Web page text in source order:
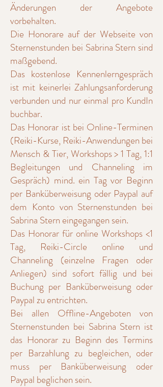
Änderungen der Angebote
vorbehalten.
Die Honorare auf der Webseite von
Sternenstunden bei Sabrina Stern sind
maßgebend.
Das kostenlose Kennenlerngespräch
ist mit keinerlei Zahlungsanforderung
verbunden und nur einmal pro KundIn
buchbar.
Das Honorar ist bei Online-Terminen
(Reiki-Kurse, Reiki-Anwendungen bei
Mensch & Tier, Workshops > 1 Tag, 1:1
Begleitungen und Channeling im
Gespräch) mind. ein Tag vor Beginn
per Banküberweisung oder Paypal auf
dem Konto von Sternenstunden bei
Sabrina Stern eingegangen sein.
Das Honorar für online Workshops <1
Tag, Reiki-Circle online und
Channeling (einzelne Fragen oder
Anliegen) sind sofort fällig und bei
Buchung per Banküberweisung oder
Paypal zu entrichten.
Bei allen Offline-Angeboten von
Sternenstunden bei Sabrina Stern ist
das Honorar zu Beginn des Termins
per Barzahlung zu begleichen, oder
muss per Banküberweisung oder
Paypal beglichen sein.